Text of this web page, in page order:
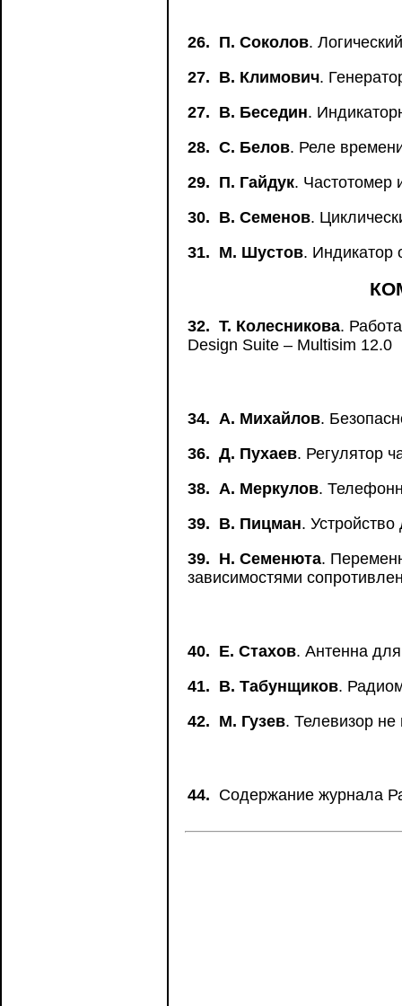
26. П. Соколов.
27. В. Климович.
27. В. Беседин.
28. С. Белов. Реле
29. П. Гайдук. Частотомер
30. В. Семенов.
31. М. Шустов. Индикатор
32. Т. Колесникова.
Design Suite – Multisim 12.0
34. А. Михайлов.
36. Д. Пухаев. Регулятор
38. А. Меркулов.
39. В. Пицман.
39. Н. Семенюта.
зависимостями
40. Е. Стахов. Антенна
41. В. Табунщиков.
42. М. Гузев. Телевизор
44. Содержание журнала